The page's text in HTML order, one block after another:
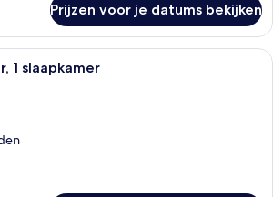
Prijzen voor je datums bekijken
Een hotelkamer met twee bedden,
1 slaapkamer